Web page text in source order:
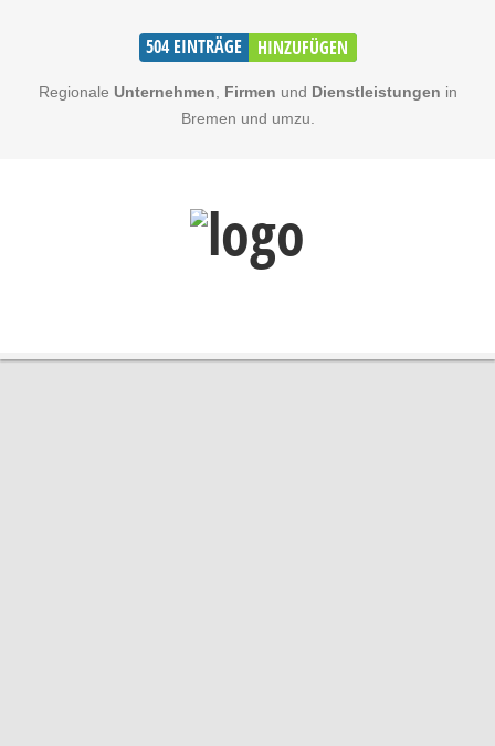
504 EINTRÄGE HINZUFÜGEN
Regionale Unternehmen Firmen und Dienstleistungen in
Bremen und umzu.